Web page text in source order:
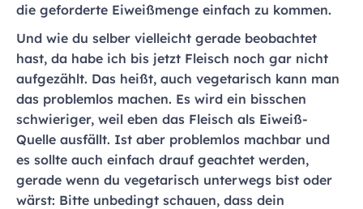
die geforderte Eiweißmenge einfach zu kommen.
Und wie du selber vielleicht gerade beobachtet
hast, da habe ich bis jetzt Fleisch noch gar nicht
aufgezählt. Das heißt, auch vegetarisch kann man
das problemlos machen. Es wird ein bisschen
schwieriger, weil eben das Fleisch als Eiweiß-
Quelle ausfällt. Ist aber problemlos machbar und
es sollte auch einfach drauf geachtet werden,
gerade wenn du vegetarisch unterwegs bist oder
wärst: Bitte unbedingt schauen, dass dein